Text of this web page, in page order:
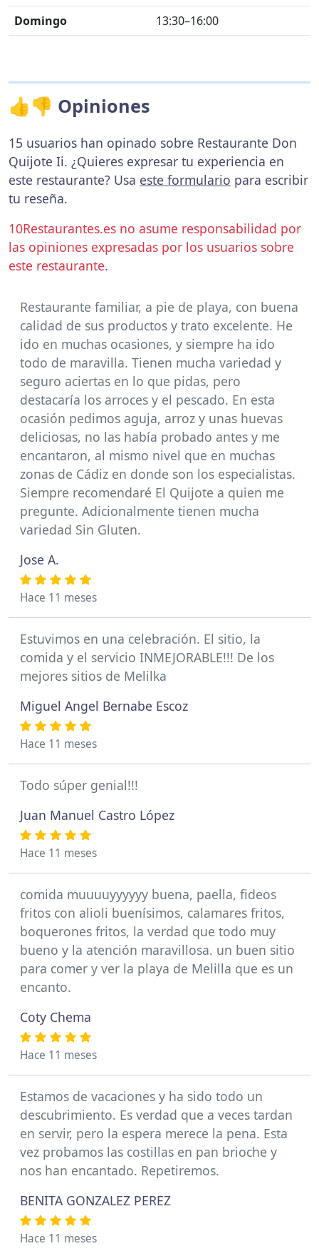
Domingo
13:30–16:00
👍👎 Opiniones
15 usuarios han opinado sobre Restaurante Don
Quijote Ii. ¿Quieres expresar tu experiencia en
este restaurante? Usa este formulario para escribir
tu reseña.
10Restaurantes.es no asume responsabilidad por
las opiniones expresadas por los usuarios sobre
este restaurante.
Restaurante familiar, a pie de playa, con buena
calidad de sus productos y trato excelente. He
ido en muchas ocasiones, y siempre ha ido
todo de maravilla. Tienen mucha variedad y
seguro aciertas en lo que pidas, pero
destacaría los arroces y el pescado. En esta
ocasión pedimos aguja, arroz y unas huevas
deliciosas, no las había probado antes y me
encantaron, al mismo nivel que en muchas
zonas de Cádiz en donde son los especialistas.
Siempre recomendaré El Quijote a quien me
pregunte. Adicionalmente tienen mucha
variedad Sin Gluten.
Jose A.
Hace 11 meses
Estuvimos en una celebración. El sitio, la
comida y el servicio INMEJORABLE!!! De los
mejores sitios de Melilka
Miguel Angel Bernabe Escoz
Hace 11 meses
Todo súper genial!!!
Juan Manuel Castro López
Hace 11 meses
comida muuuuyyyyyy buena, paella, fideos
fritos con alioli buenísimos, calamares fritos,
boquerones fritos, la verdad que todo muy
bueno y la atención maravillosa. un buen sitio
para comer y ver la playa de Melilla que es un
encanto.
Coty Chema
Hace 11 meses
Estamos de vacaciones y ha sido todo un
descubrimiento. Es verdad que a veces tardan
en servir, pero la espera merece la pena. Esta
vez probamos las costillas en pan brioche y
nos han encantado. Repetiremos.
BENITA GONZALEZ PEREZ
Hace 11 meses